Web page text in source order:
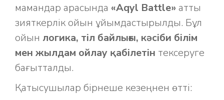
мамандар арасында «Aqyl Battle» атты
зияткерлік ойын ұйымдастырылды. Бұл
ойын логика, тіл байлығы, кәсіби білім
мен жылдам ойлау қабілетін тексеруге
бағытталды.
Қатысушылар бірнеше кезеңнен өтті: